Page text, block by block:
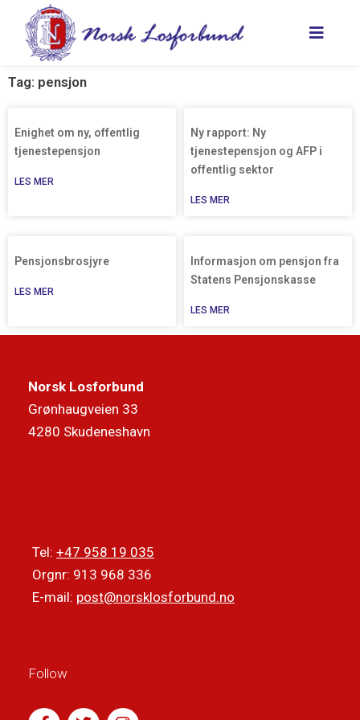
innholdet
Tag: pensjon
Enighet om ny, offentlig
tjenestepensjon
LES MER
Ny rapport: Ny
tjenestepensjon og AFP i
offentlig sektor
LES MER
Pensjonsbrosjyre
LES MER
Informasjon om pensjon fra
Statens Pensjonskasse
LES MER
Norsk Losforbund
Grønhaugveien 33
4280 Skudeneshavn
Tel: +47 958 19 035
Orgnr: 913 968 336
E-mail: post@norsklosforbund.no
Follow
F T I